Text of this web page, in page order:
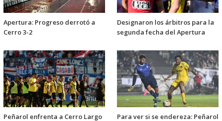
Apertura: Progreso derrotó a
Cerro 3-2
Designaron los árbitros para la
segunda fecha del Apertura
Peñarol enfrenta a Cerro Largo Para ver si se endereza: Peñarol